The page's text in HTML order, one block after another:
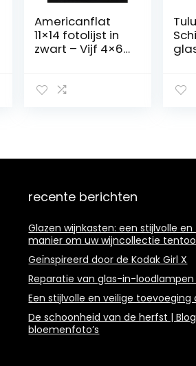
Americanflat
11×14 fotolijst in
zwart – Vijf 4×6
breukvast glas –
formaat voor
van
Bruin
recente berichten
Glazen wijnkasten: een stijlvolle
manier om uw wijncollectie
Geïnspireerd door de Kodak Girl X
Reparatie van glas-in-loodlampen
Een stijlvolle en veilige toevoeging
De schoonheid van de herfst |
bloemenfoto’s